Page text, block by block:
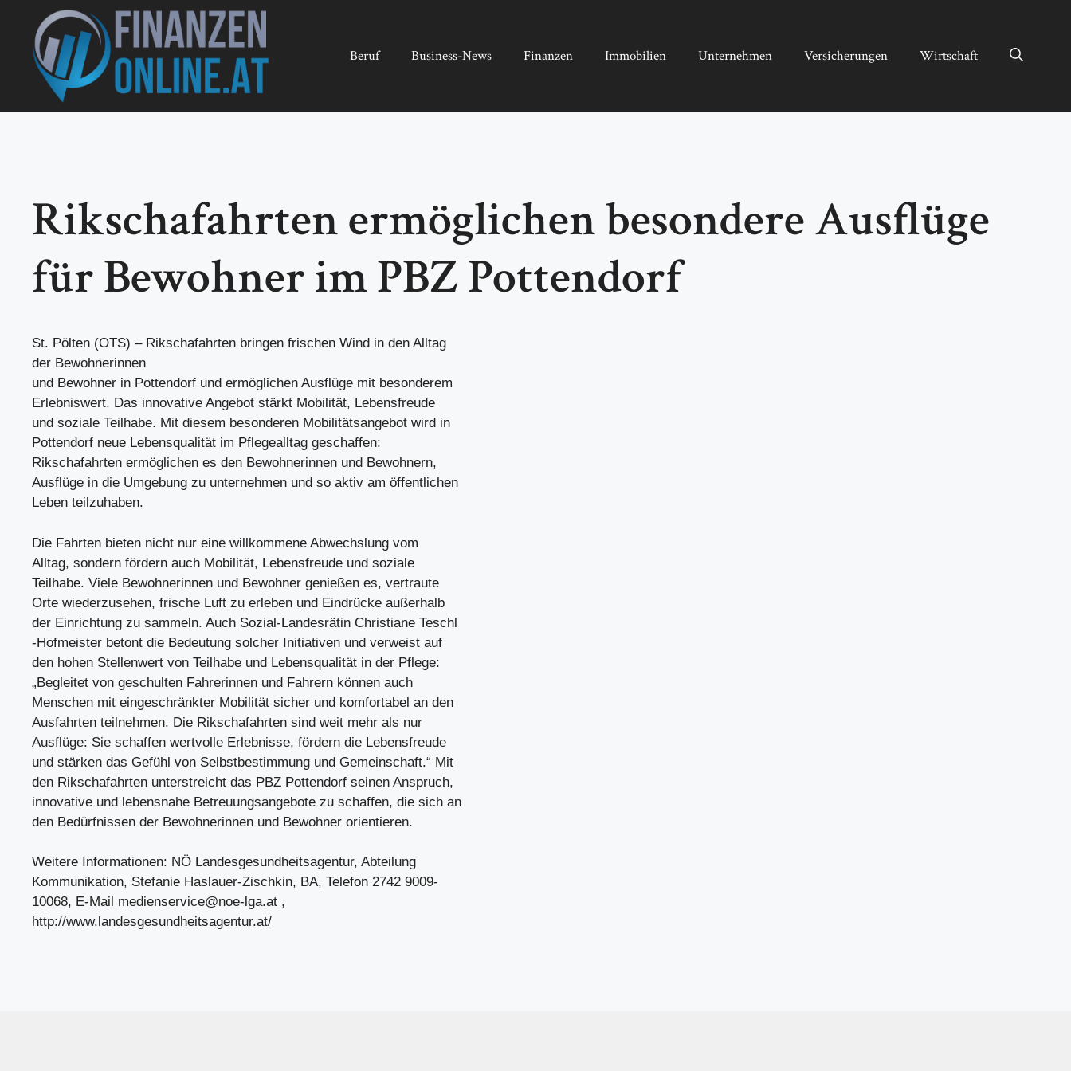
springen
Beruf Business-News Finanzen Immobilien Unternehmen Versicherungen Wirtschaft
Rikschafahrten ermöglichen besondere Ausflüge
für Bewohner im PBZ Pottendorf
St. Pölten (OTS) – Rikschafahrten bringen frischen Wind in den Alltag
der Bewohnerinnen
und Bewohner in Pottendorf und ermöglichen Ausflüge mit besonderem
Erlebniswert. Das innovative Angebot stärkt Mobilität, Lebensfreude
und soziale Teilhabe. Mit diesem besonderen Mobilitätsangebot wird in
Pottendorf neue Lebensqualität im Pflegealltag geschaffen:
Rikschafahrten ermöglichen es den Bewohnerinnen und Bewohnern,
Ausflüge in die Umgebung zu unternehmen und so aktiv am öffentlichen
Leben teilzuhaben.
Die Fahrten bieten nicht nur eine willkommene Abwechslung vom
Alltag, sondern fördern auch Mobilität, Lebensfreude und soziale
Teilhabe. Viele Bewohnerinnen und Bewohner genießen es, vertraute
Orte wiederzusehen, frische Luft zu erleben und Eindrücke außerhalb
der Einrichtung zu sammeln. Auch Sozial-Landesrätin Christiane Teschl
-Hofmeister betont die Bedeutung solcher Initiativen und verweist auf
den hohen Stellenwert von Teilhabe und Lebensqualität in der Pflege:
„Begleitet von geschulten Fahrerinnen und Fahrern können auch
Menschen mit eingeschränkter Mobilität sicher und komfortabel an den
Ausfahrten teilnehmen. Die Rikschafahrten sind weit mehr als nur
Ausflüge: Sie schaffen wertvolle Erlebnisse, fördern die Lebensfreude
und stärken das Gefühl von Selbstbestimmung und Gemeinschaft.“ Mit
den Rikschafahrten unterstreicht das PBZ Pottendorf seinen Anspruch,
innovative und lebensnahe Betreuungsangebote zu schaffen, die sich an
den Bedürfnissen der Bewohnerinnen und Bewohner orientieren.
Weitere Informationen: NÖ Landesgesundheitsagentur, Abteilung
Kommunikation, Stefanie Haslauer-Zischkin, BA, Telefon 2742 9009-
10068, E-Mail medienservice@noe-lga.at ,
http://www.landesgesundheitsagentur.at/